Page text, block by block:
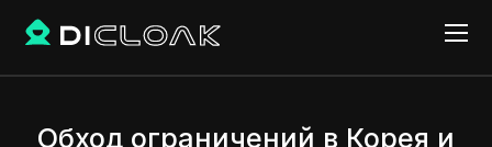
Обход ограничений в Корея и